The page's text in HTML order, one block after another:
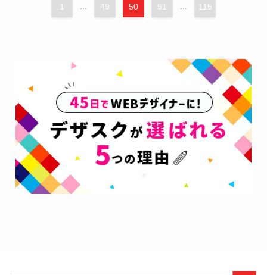
1 49 50 51 115